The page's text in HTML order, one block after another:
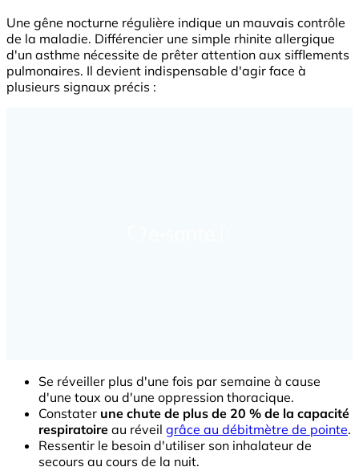
Une gêne nocturne régulière indique un mauvais contrôle
de la maladie. Différencier une simple rhinite allergique
d'un asthme nécessite de prêter attention aux sifflements
pulmonaires. Il devient indispensable d'agir face à
plusieurs signaux précis :
Se réveiller plus d'une fois par semaine à cause
d'une toux ou d'une oppression thoracique.
Constater une chute de plus de 20 % de la capacité
respiratoire au réveil grâce au débitmètre de pointe.
Ressentir le besoin d'utiliser son inhalateur de
secours au cours de la nuit.